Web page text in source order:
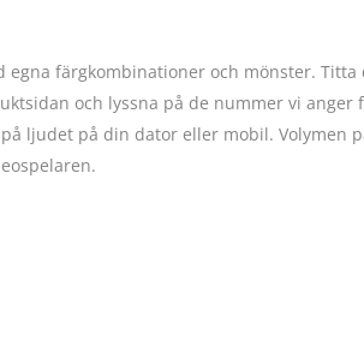
egna färgkombinationer och mönster.
och lyssna på de nummer vi anger
ljudet på din dator eller mobil. Volymen